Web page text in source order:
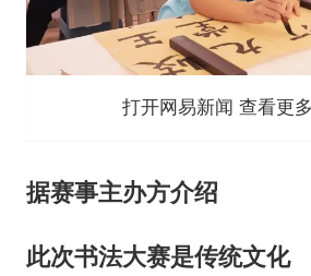
打开网易新闻 查看更
据赛事主办方介绍
此次书法大赛是传统文化